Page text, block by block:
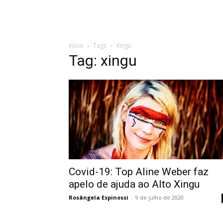
Início Tags Xingu
Tag: xingu
Covid-19: Top Aline Weber faz
apelo de ajuda ao Alto Xingu
Rosângela Espinossi - 9 de julho de 2020